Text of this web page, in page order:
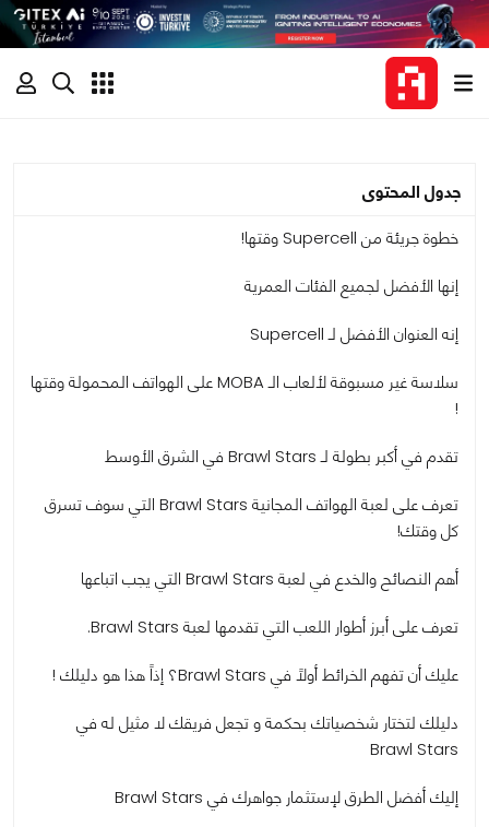
جدول المحتوى
خطوة جريئة من Supercell وقتها!
إنها الأفضل لجميع الفئات العمرية
إنه العنوان الأفضل لـ Supercell
سلاسة غير مسبوقة لألعاب الـ MOBA على الهواتف المحمولة وقتها
!
تقدم في أكبر بطولة لـ Brawl Stars في الشرق الأوسط
تعرف على لعبة الهواتف المجانية Brawl Stars التي سوف تسرق
كل وقتك!
أهم النصائح والخدع في لعبة Brawl Stars التي يجب اتباعها
تعرف على أبرز أطوار اللعب التي تقدمها لعبة Brawl Stars.
عليك أن تفهم الخرائط أولاً في Brawl Stars؟ إذاً هذا هو دليلك !
دليلك لتختار شخصياتك بحكمة و تجعل فريقك لا مثيل له في
Brawl Stars
إليك أفضل الطرق لإستثمار جواهرك في Brawl Stars